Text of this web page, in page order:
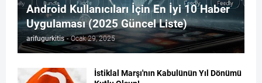
Android Kullanıcıları İçin En İyi 10 Haber
Uygulaması (2025 Güncel Liste)
arifugurkitis - Ocak 29, 2025
İstiklal Marşı'nın Kabulünün Yıl Dönümü